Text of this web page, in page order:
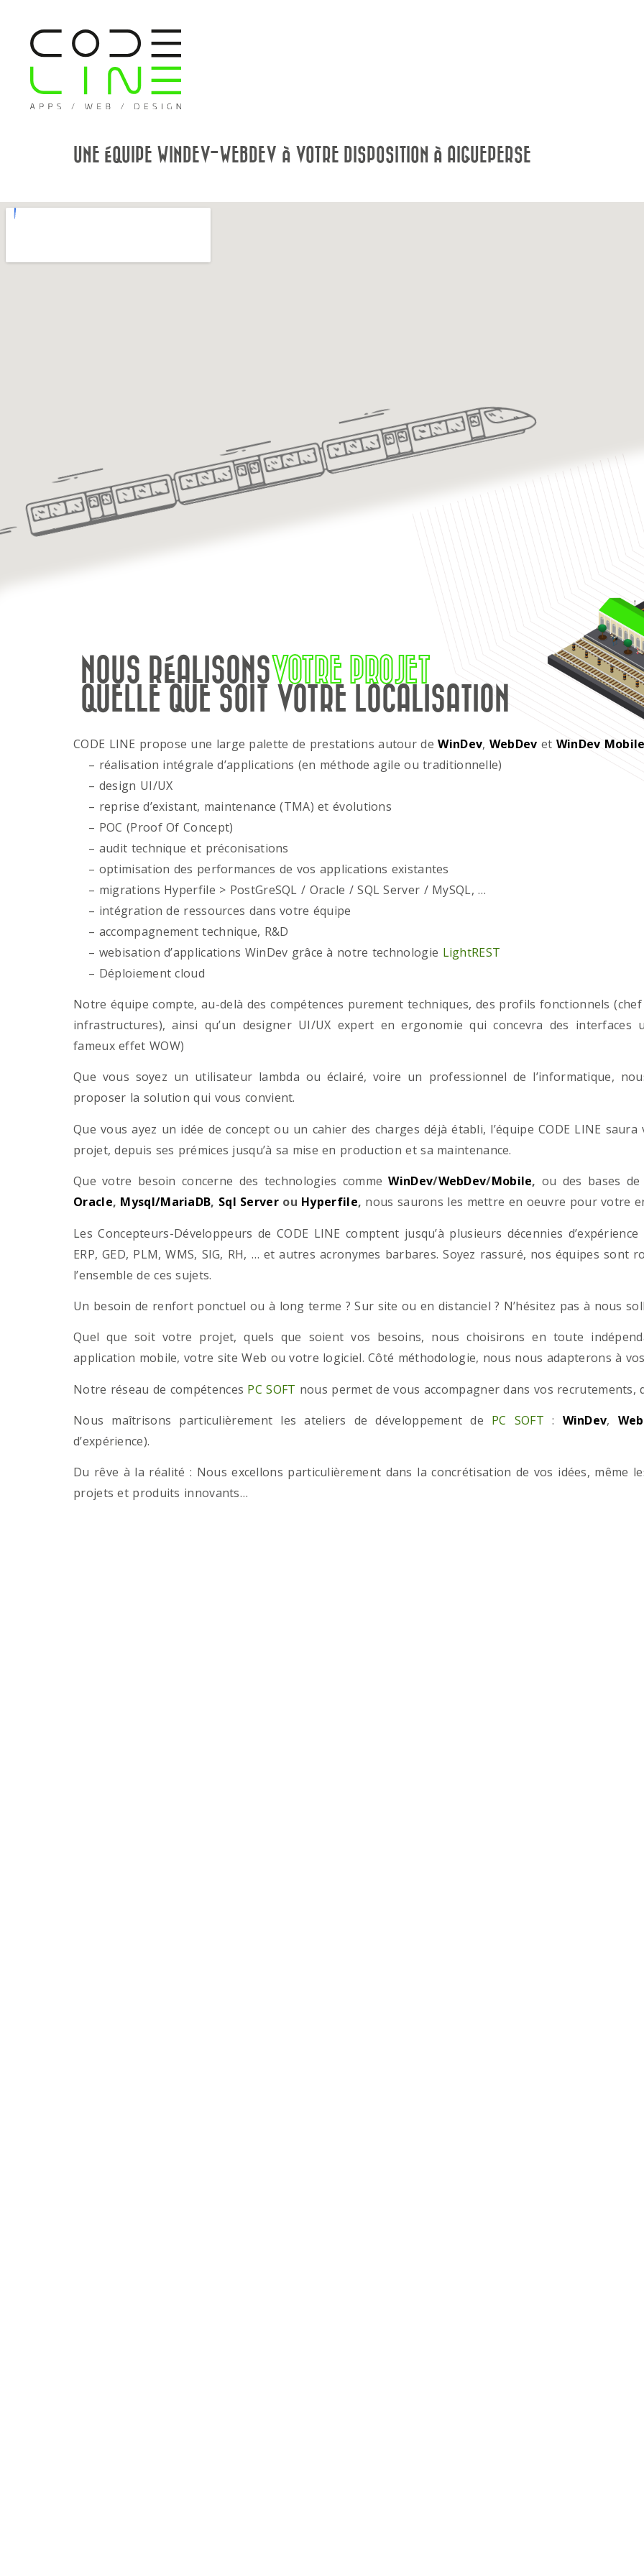
UNE ÉQUIPE WINDEV-WEBDEV À VOTRE DISPOSITION À AIGUEPERSE
NOUS RÉALISONSVOTRE PROJET
QUELLE QUE SOIT VOTRE LOCALISATION
CODE LINE propose une large palette de prestations autour deWinDev, WebDev et WinDev
– réalisation intégrale d’applications (en méthode agile ou traditionnelle)
– design UI/UX
– reprise d’existant, maintenance (TMA) et évolutions
– POC (Proof Of Concept)
– audit technique et préconisations
– optimisation des performances de vos applications existantes
– migrations Hyperfile > PostGreSQL / Oracle / SQL Server / MySQL, …
– intégration de ressources dans votre équipe
– accompagnement technique, R&D
– webisation d’applications WinDev grâce à notre technologie LightREST
– Déploiement cloud
Notre équipe compte, au-delà des compétences purement techniques, des profils fonctionnels
infrastructures), ainsi qu’un designer UI/UX expert en ergonomie qui concevra des
fameux effet WOW)
Que vous soyez un utilisateur lambda ou éclairé, voire un professionnel de l’informatique,
proposer la solution qui vous convient.
Que vous ayez un idée de concept ou un cahier des charges déjà établi, l’équipe CODE LINE
projet, depuis ses prémices jusqu’à sa mise en production et sa maintenance.
Que votre besoin concerne des technologies commeWinDev/WebDev/Mobile, ou des bases
Oracle, Mysql/MariaDB, Sql Serverou Hyperfile, nous saurons les mettre en oeuvre pour votre
Les Concepteurs-Développeurs de CODE LINE comptent jusqu’à plusieurs décennies
ERP, GED, PLM, WMS, SIG, RH, … et autres acronymes barbares. Soyez rassuré, nos équipes
l’ensemble de ces sujets.
Un besoin de renfort ponctuel ou à long terme ? Sur site ou en distanciel ? N’hésitez pas à nous
Quel que soit votre projet, quels que soient vos besoins, nous choisirons en toute
application mobile, votre site Web ou votre logiciel. Côté méthodologie, nous nous adapterons à
Notre réseau de compétences PC SOFT nous permet de vous accompagner dans vos
Nous maîtrisons particulièrement les ateliers de développement de PC SOFT : WinDev,
d’expérience).
Du rêve à la réalité : Nous excellons particulièrement dans la concrétisation de vos idées, même
projets et produits innovants…